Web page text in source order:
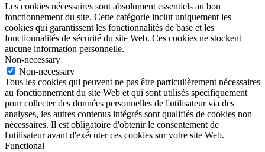
Les cookies nécessaires sont absolument essentiels au bon
fonctionnement du site. Cette catégorie inclut uniquement les
cookies qui garantissent les fonctionnalités de base et les
fonctionnalités de sécurité du site Web. Ces cookies ne stockent
aucune information personnelle.
Non-necessary
Non-necessary
Tous les cookies qui peuvent ne pas être particulièrement nécessaires
au fonctionnement du site Web et qui sont utilisés spécifiquement
pour collecter des données personnelles de l'utilisateur via des
analyses, les autres contenus intégrés sont qualifiés de cookies non
nécessaires. Il est obligatoire d'obtenir le consentement de
l'utilisateur avant d'exécuter ces cookies sur votre site Web.
Functional